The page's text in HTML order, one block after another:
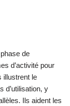
de
d’activité pour
illustrent le
d’utilisation, y
Ils aident les